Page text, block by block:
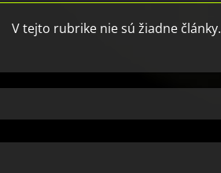
V tejto rubrike nie sú žiadne články.